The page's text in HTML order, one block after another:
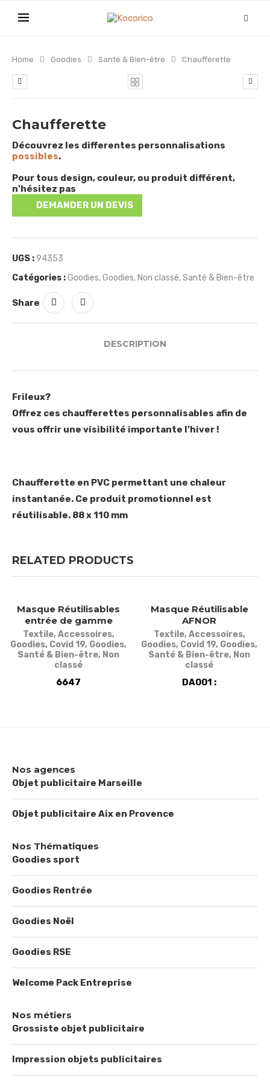
Home Goodies Santé & Bien-être Chaufferette
Chaufferette
Découvrez les differentes personnalisations
possibles.
Pour tous design, couleur, ou produit différent,
n'hésitez pas
DEMANDER UN DEVIS
UGS :94353
Catégories :Goodies,Goodies, Non classé,Santé & Bien-être
Share
DESCRIPTION
Frileux?
Offrez ces chaufferettes personnalisables afin de
vous offrir une visibilité importante l’hiver !
Chaufferette en PVC permettant une chaleur
instantanée. Ce produit promotionnel est
réutilisable. 88 x 110 mm
RELATED PRODUCTS
Masque Réutilisables
entrée de gamme
Textile,Accessoires,
Goodies, Covid 19, Goodies,
Santé & Bien-être, Non
classé
6647
Masque Réutilisable
AFNOR
Textile,Accessoires,
Goodies, Covid 19, Goodies,
Santé & Bien-être, Non
classé
DA001 :
Nos agences
Objet publicitaire Marseille
Objet publicitaire Aix en Provence
Nos Thématiques
Goodies sport
Goodies Rentrée
Goodies Noël
Goodies RSE
Welcome Pack Entreprise
Nos métiers
Grossiste objet publicitaire
Impression objets publicitaires